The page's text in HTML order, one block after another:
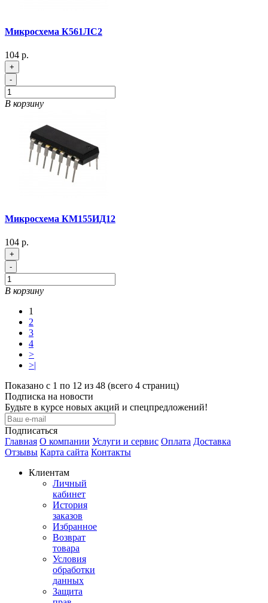
Микросхема К561ЛС2
104 р.
+
-
В корзину
Микросхема КМ155ИД12
104 р.
+
-
В корзину
1
2
3
4
>
>|
Показано с 1 по 12 из 48 (всего 4 страниц)
Подписка на новости
Будьте в курсе новых акций и спецпредложений!
Подписаться
Главная О компании Услуги и сервис Оплата Доставка
Отзывы Карта сайта Контакты
Клиентам
Личный
кабинет
История
заказов
Избранное
Возврат
товара
Условия
обработки
данных
Защита